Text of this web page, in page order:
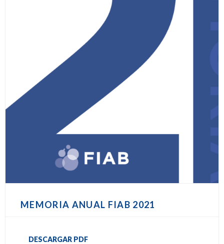
MEMORIA ANUAL FIAB 2021
DESCARGAR PDF